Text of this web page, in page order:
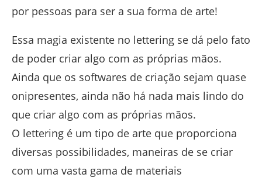
por pessoas para ser a sua forma de arte!
Essa magia existente no lettering se dá pelo fato
de poder criar algo com as próprias mãos.
Ainda que os softwares de criação sejam quase
onipresentes, ainda não há nada mais lindo do
que criar algo com as próprias mãos.
O lettering é um tipo de arte que proporciona
diversas possibilidades, maneiras de se criar
com uma vasta gama de materiais